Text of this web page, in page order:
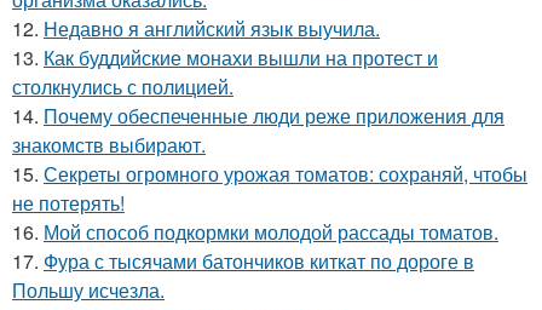
12. Недавно я английский язык выучила.
13. Как буддийские монахи вышли на протест и
столкнулись с полицией.
14. Почему обеспеченные люди реже приложения для
знакомств выбирают.
15. Секреты огромного урожая томатов: сохраняй, чтобы
не потерять!
16. Мой способ подкормки молодой рассады томатов.
17. Фура с тысячами батончиков киткат по дороге в
Польшу исчезла.